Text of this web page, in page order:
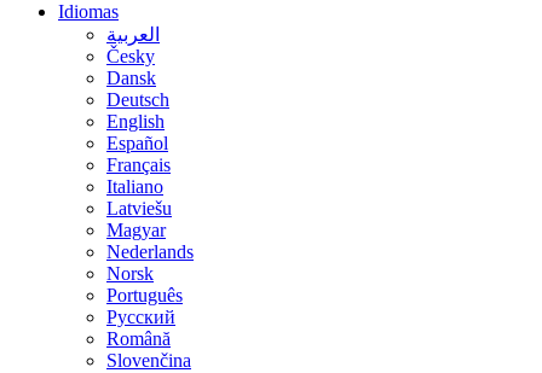
Idiomas
العربية
Česky
Dansk
Deutsch
English
Español
Français
Italiano
Latviešu
Magyar
Nederlands
Norsk
Português
Русский
Română
Slovenčina